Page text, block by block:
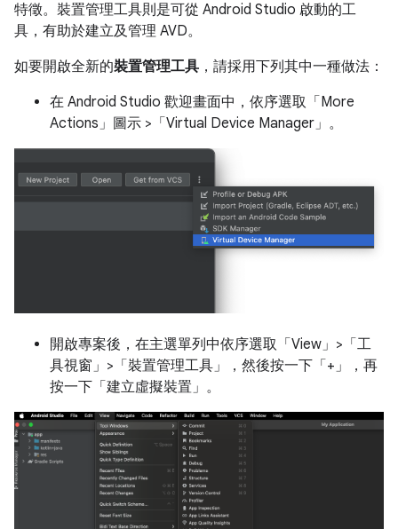
特徵。裝置管理工具則是可從 Android Studio 啟動的工
具，有助於建立及管理 AVD。
如要開啟全新的裝置管理工具 ，請採用下列其中一種做法：
在 Android Studio 歡迎畫面中，依序選取「More
Actions」圖示 >「Virtual Device Manager」 。
開啟專案後，在主選單列中依序選取「View」>「工
具視窗」>「裝置管理工具」
，然後按一下「+」
，再
按一下「建立虛擬裝置」 。